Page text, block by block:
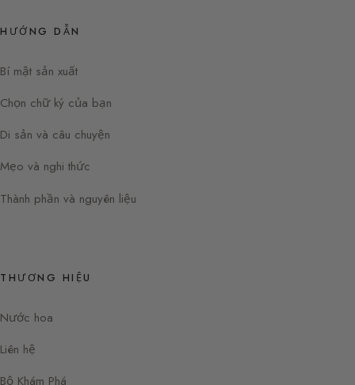
HƯỚNG DẪN
Bí mật sản xuất
Chọn chữ ký của bạn
Di sản và câu chuyện
Mẹo và nghi thức
Thành phần và nguyên liệu
THƯƠNG HIỆU
Nước hoa
Liên hệ
Bộ Khám Phá